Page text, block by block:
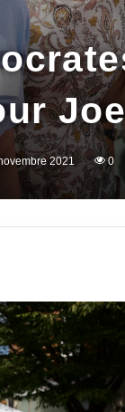
2021 0
Imprimer